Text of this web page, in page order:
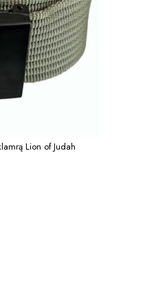
Lion of Judah